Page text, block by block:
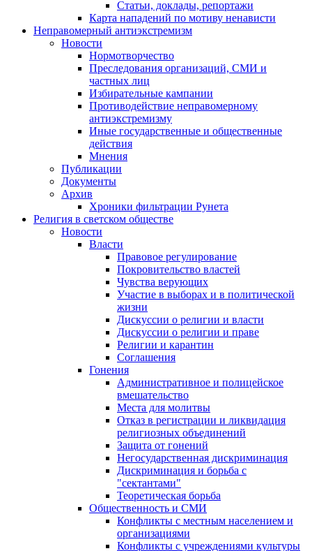
Статьи, доклады, репортажи
Карта нападений по мотиву ненависти
Неправомерный антиэкстремизм
Новости
Нормотворчество
Преследования организаций, СМИ и
частных лиц
Избирательные кампании
Противодействие неправомерному
антиэкстремизму
Иные государственные и общественные
действия
Мнения
Публикации
Документы
Архив
Хроники фильтрации Рунета
Религия в светском обществе
Новости
Власти
Правовое регулирование
Покровительство властей
Чувства верующих
Участие в выборах и в политической
жизни
Дискуссии о религии и власти
Дискуссии о религии и праве
Религии и карантин
Соглашения
Гонения
Административное и полицейское
вмешательство
Места для молитвы
Отказ в регистрации и ликвидация
религиозных объединений
Защита от гонений
Негосударственная дискриминация
Дискриминация и борьба с
"сектантами"
Теоретическая борьба
Общественность и СМИ
Конфликты с местным населением и
организациями
Конфликты с учреждениями культуры